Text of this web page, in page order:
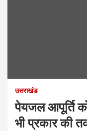
उत्तराखंड
पेयजल आपूर्ति
भी प्रकार की